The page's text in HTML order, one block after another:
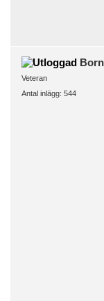
Veteran
Antal inlägg: 544